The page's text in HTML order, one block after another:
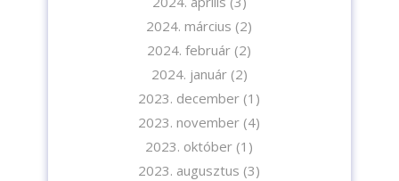
2024. március (2)
2024. február (2)
2024. január(2)
2023. december (1)
2023. november (4)
2023. október (1)
2023. augusztus (3)